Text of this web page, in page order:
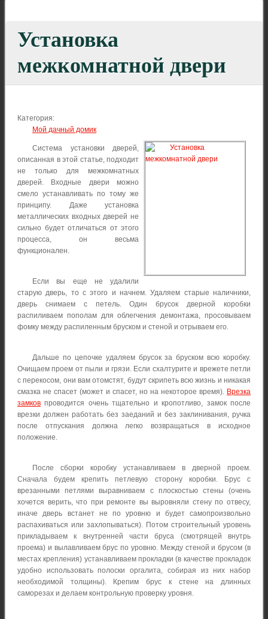
Установка
межкомнатной двери
Категория:
Мой дачный домик
Система установки дверей,
описанная в этой статье, подходит
не только для межкомнатных
дверей. Входные двери можно
смело устанавливать по тому же
принципу. Даже установка
металлических входных дверей не
сильно будет отличаться от этого
процесса, он весьма
функционален.
Если вы еще не удалили
старую дверь, то с этого и начнем. Удаляем старые наличники,
дверь снимаем с петель. Один брусок дверной коробки
распиливаем пополам для облегчения демонтажа, просовываем
фомку между распиленным бруском и стеной и отрываем его.
Дальше по цепочке удаляем брусок за бруском всю коробку.
Очищаем проем от пыли и грязи. Если схалтурите и врежете петли
с перекосом, они вам отомстят, будут скрипеть всю жизнь и никакая
смазка не спасет (может и спасет, но на некоторое время). Врезка
замков проводится очень тщательно и кропотливо, замок после
врезки должен работать без заеданий и без заклинивания, ручка
после отпускания должна легко возвращаться в исходное
положение.
После сборки коробку устанавливаем в дверной проем.
Сначала будем крепить петлевую сторону коробки. Брус с
врезанными петлями выравниваем с плоскостью стены (очень
хочется верить, что при ремонте вы выровняли стену по отвесу,
иначе дверь встанет не по уровню и будет самопроизвольно
распахиваться или захлопываться). Потом строительный уровень
прикладываем к внутренней части бруса (смотрящей внутрь
проема) и вылавливаем брус по уровню. Между стеной и брусом (в
местах крепления) устанавливаем прокладки (в качестве прокладок
удобно использовать полоски оргалита, собирая из них набор
необходимой толщины). Крепим брус к стене на длинных
саморезах и делаем контрольную проверку уровня.